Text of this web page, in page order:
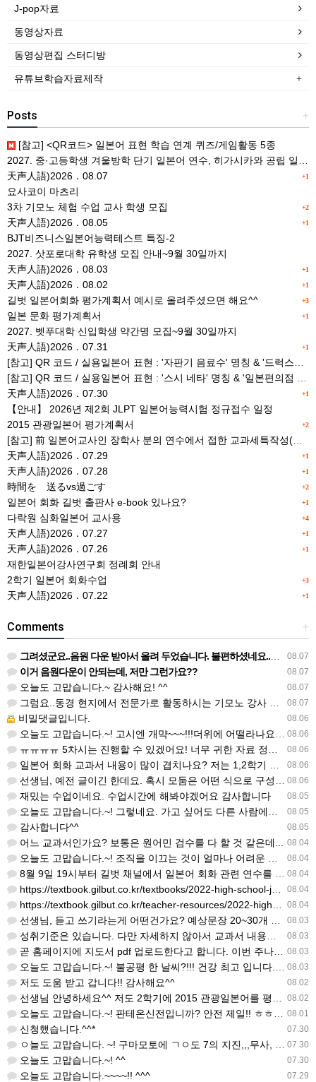
J-pop자료
동영상자료
동영상편집 스터디방
유튜브학습자료제작
+
Posts
[참고] <QR코드> 일본어 표현 학습 연계 퀴즈/게임활동 5종
+1
天声人語)2026．08.07
요사코이 마츠리
+2
3차 기모노 체험 수업 교사 학생 모집
+1
天声人語)2026．08.05
BJT비즈니스일본어능력테스트 특징-2
2027. 삿포로대학 유학생 모집 안내~9월 30일까지
+1
天声人語)2026．08.03
+1
天声人語)2026．08.02
+3
길벗 일본어회화 평가계획서 예시로 올려주셨으면 해요^^
+1
일본 문화 평가계획서
2027. 벳푸대학 신입학생 약간명 모집~9월 30일까지
+1
天声人語)2026．07.31
+1
天声人語)2026．07.30
【안내】 2026년 제2회 JLPT 일본어능력시험 정규접수 일정
+2
2015 관광일본어 평가계획서
+1
天声人語)2026．07.29
+1
天声人語)2026．07.28
+2
時間を 送るvs過ごす
+1
일본어 회화 길벗 출판사 e-book 있나요?
+4
다락원 심화일본어 교사용
+1
天声人語)2026．07.27
+1
天声人語)2026．07.26
재한일본어강사연구회 정례회 안내
+3
2학기 일본어 회화수업
+1
天声人語)2026．07.22
+
Comments
08.07
그려셨군요..음원 다운 받아서 올려 두었습니다. 불편하셨네요..죄송합니다..
08.07
이거 음원다운이 안되는데, 저만 그런가요??
08.07
오늘도 고맙습니다.~ 감사해요! ^^
08.07
그럼요..동경 현지에서 전문가로 활동하시는 기모노 강사 이십니다.
08.06
비밀댓글입니다.
08.06
오늘도 고맙습니다.~! 고시엔 개먁~~~!!!더위에 어떨라나요...감사합니다. ^^
08.06
ㅠㅠㅠㅠ 5차시는 진행할 수 있겠어요! 너무 귀한 자료 정말 감사합니다!!!
08.06
일본어 회화 교과서 내용이 많이 겹치나요? 저는 1,2학기 출판사가 달라서인지, 회화 단어와 분량이 더 많다…
08.06
선생님, 예전 글이긴 한데요. 혹시 모둠은 어떤 식으로 구성하셨을까요? 진단평가를 보시고 모둠장(도우미학생)…
08.05
재밌는 수업이네요. 수업시간에 해봐야겠어요 감사합니다
08.05
오늘도 고맙습니다.~! 그렇네요. 가고 싶어도 다른 사람에게 민폐는 안되는 것... 감사해요. ^^
08.05
감사합니다^^
08.04
어느 교과서인가요? 보통은 원어민 검수를 다 할 것 같은데...
08.04
오늘도 고맙습니다.~! 조직을 이끄는 것이 얼마나 어려운 일일까요? 우선 봉사하는 마음이 필요!!! 감사해요…
08.04
8월 9일 19시부터 길벗 채널에서 일본어 회화 관련 연수를 저작 직강으로 한다고 합니다. 많이 도움이 되실…
08.04
https://textbook.gilbut.co.kr/textbooks/2022-high-school-jap…
08.04
https://textbook.gilbut.co.kr/teacher-resources/2022-high-sc…
08.03
선생님, 듣고 쓰기라는게 어떤건가요? 예상문장 20~30개 중 몇개를 틀어주고 들리는대로 쓰는 건가요? 자세…
08.03
성취기준은 있습니다. 다만 자세하지 않아서 교과서 내용에 맞게 좀 더 구체적으로 재구조화를 하신 선생님이 계…
08.03
곧 홈페이지에 지도서 pdf 업로드한다고 합니다. 이번 주나 다음 주에 e-book 기반 전자저작물도 업로드…
08.03
오늘도 고맙습니다.~! 불공평 한 날씨?!!! 건강 최고 입니다. ^^
08.02
저도 도움 받고 갑니다!! 감사해요^^
08.02
선생님 안녕하세요^^ 저도 2학기에 2015 관광일본어를 평가계획을 세우려고 하는데. ..아무리 찾아도 없어…
08.01
오늘도 고맙습니다.~! 판테온신전입니까? 안전 제일!! ㅎㅎ 감사해요. ^^
07.30
신청했습니다.^^*
07.30
ㅇ늘도 고맙습니다. ~! 구마모토에 ㄱㅇ도 7의 지진,,,무사, 안전을 기도 합니다. 감사해요...
07.30
오늘도 고맙습니다.~! ^^
07.29
오늘도 고맙습니다.~~~~!! ^^^